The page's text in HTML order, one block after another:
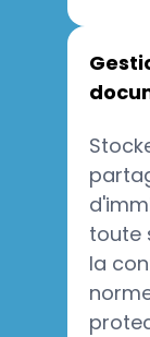
toute
la